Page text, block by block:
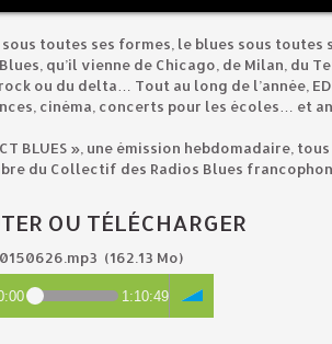
sous toutes ses formes, le blues sous toutes
qu’il vienne de Chicago, de Milan, du
ou du delta… Tout au long de l’année,
cinéma, concerts pour les écoles… et
BLUES », une émission hebdomadaire,
du Collectif des Radios Blues
OU TÉLÉCHARGER
(162.13 Mo)
1:10:49